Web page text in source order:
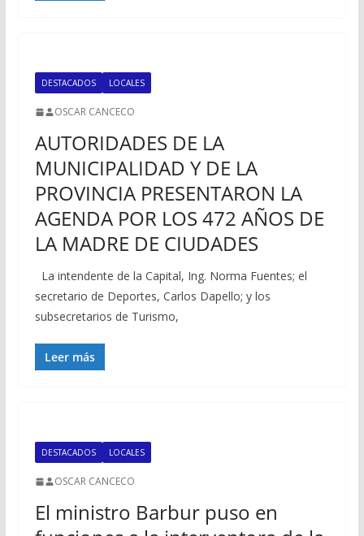
DESTACADOS LOCALES
OSCAR CANCECO
AUTORIDADES DE LA
MUNICIPALIDAD Y DE LA
PROVINCIA PRESENTARON LA
AGENDA POR LOS 472 AÑOS DE
LA MADRE DE CIUDADES
La intendente de la Capital, Ing. Norma Fuentes; el
secretario de Deportes, Carlos Dapello; y los
subsecretarios de Turismo,
Leer más
DESTACADOS LOCALES
OSCAR CANCECO
El ministro Barbur puso en